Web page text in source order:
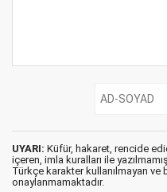
UYARI: Küfür, hakaret, rencide
içeren, imla kuralları ile
Türkçe karakter kullanılmayan ve
onaylanmamaktadır.